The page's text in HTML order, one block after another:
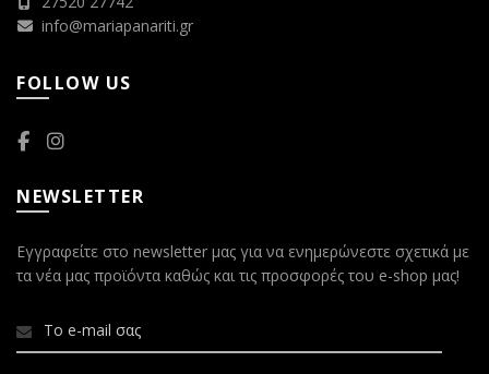
info@mariapanariti.gr
FOLLOW US
NEWSLETTER
Εγγραφείτε στο newsletter μας για να ενημερώνεστε σχετικά με
τα νέα μας προϊόντα καθώς και τις προσφορές του e-shop μας!